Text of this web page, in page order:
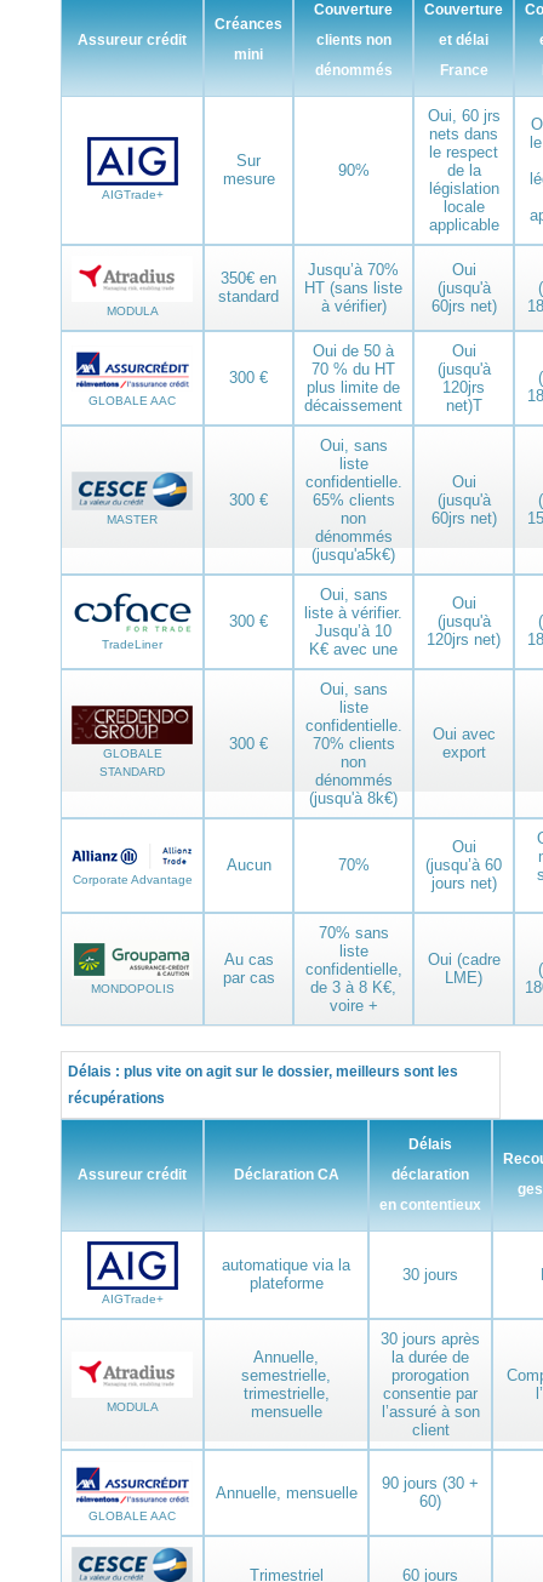
Assureur crédit
Créances
mini
Couverture
clients non
dénommés
Couverture
et délai
France
AIGTrade+
Sur
mesure
90%
Oui, 60 jrs
nets dans
le respect
de la
législation
locale
applicable
MODULA
350€ en
standard
Jusqu’à 70%
HT (sans liste
à vérifier)
Oui
(jusqu'à
60jrs net)
GLOBALE AAC
300 €
Oui de 50 à
70 % du HT
plus limite de
décaissement
Oui
(jusqu'à
120jrs
net)T
MASTER
300 €
Oui, sans
liste
confidentielle.
65% clients
non
dénommés
(jusqu'a5k€)
Oui
(jusqu'à
60jrs net)
TradeLiner
300 €
Oui, sans
liste à vérifier.
Jusqu’à 10
K€ avec une
Oui
(jusqu'à
120jrs net)
GLOBALE
STANDARD
300 €
Oui, sans
liste
confidentielle.
70% clients
non
dénommés
(jusqu'à 8k€)
Oui avec
export
Corporate Advantage
Aucun 70%
Oui
(jusqu’à 60
jours net)
MONDOPOLIS
Au cas
par cas
70% sans
liste
confidentielle,
de 3 à 8 K€,
voire +
Oui (cadre
LME)
Délais : plus vite on agit sur le dossier, meilleurs sont les
récupérations
Assureur crédit Déclaration CA
Délais
déclaration
en contentieux
AIGTrade+
automatique via la
plateforme
30 jours
MODULA
Annuelle,
semestrielle,
trimestrielle,
mensuelle
30 jours après
la durée de
prorogation
consentie par
l’assuré à son
client
GLOBALE AAC
Annuelle, mensuelle
90 jours (30 +
60)
Trimestriel 60 jours